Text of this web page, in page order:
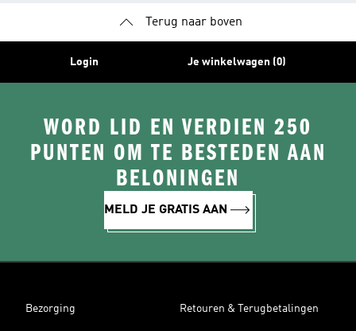
Terug naar boven
Login Je winkelwagen (0)
WORD LID EN VERDIEN 250
PUNTEN OM TE BESTEDEN AAN
BELONINGEN
MELD JE GRATIS AAN
Bezorging Retouren & Terugbetalingen